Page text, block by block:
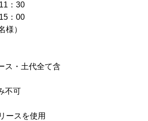
：30
：00
）
土代全て含
不可
スを使用